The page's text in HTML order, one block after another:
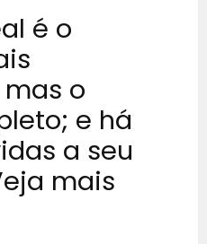
é o
o
e há
a seu
mais